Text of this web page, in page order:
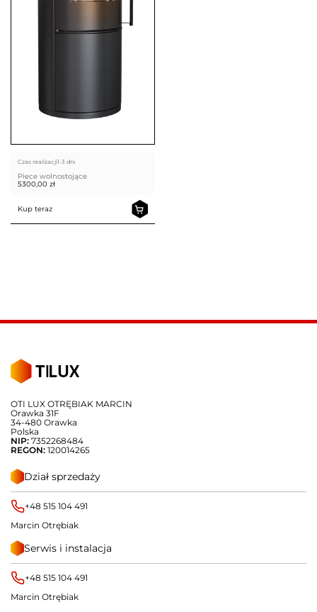
Czas realizacji1-3 dni
Piece wolnostojące
5300,00 zł
Kup teraz
OTI LUX OTRĘBIAK MARCIN
Orawka 31F
34-480 Orawka
Polska
NIP: 7352268484
REGON: 120014265
Dział sprzedaży
+48 515 104 491
Marcin Otrębiak
Serwis i instalacja
+48 515 104 491
Marcin Otrębiak